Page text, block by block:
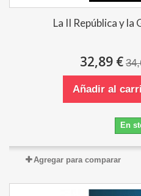
La II República y la
32,89 €
Añadir al
En
Agregar para comparar